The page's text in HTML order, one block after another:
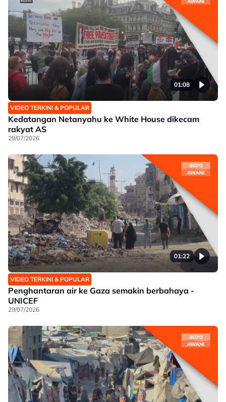
01:08
VIDEO TERKINI & POPULAR
Kedatangan Netanyahu ke White House dikecam
rakyat AS
29/07/2026
01:22
VIDEO TERKINI & POPULAR
Penghantaran air ke Gaza semakin berbahaya -
UNICEF
29/07/2026